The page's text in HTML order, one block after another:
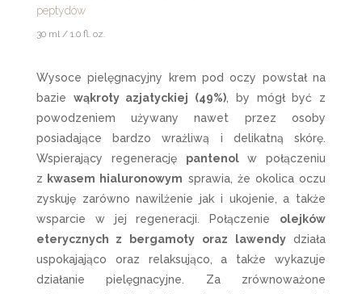
peptydów
30 ml / 1.0 fl. oz.
Wysoce pielęgnacyjny krem pod oczy powstał na
bazie
wąkroty azjatyckiej (49%) , by mógł być z
powodzeniem używany nawet przez osoby
posiadające bardzo wrażliwą i delikatną skórę.
Wspierający regenerację
pantenol
w połączeniu
z kwasem hialuronowym sprawia, że okolica oczu
zyskuję zarówno nawilżenie jak i ukojenie, a także
wsparcie w jej regeneracji. Połączenie
olejków
eterycznych z bergamoty oraz lawendy
działa
uspokajająco oraz relaksująco, a także wykazuje
działanie pielęgnacyjne. Za zrównoważone